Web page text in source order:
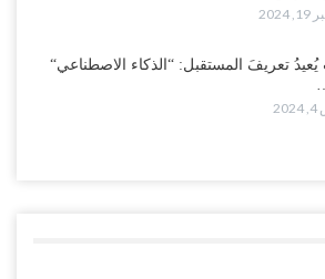
يُعيدُ تعريفَ المستقبل: “الذكاء الاصطناعي“